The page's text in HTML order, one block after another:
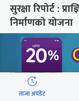
सुरक्षा रिपोर्ट :
निर्माणको योजना
ताजा अपडेट